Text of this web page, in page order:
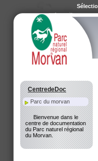
CentredeDoc
Parc du morvan
Bienvenue dans le
centre de documentation
du Parc naturel régional
du Morvan.